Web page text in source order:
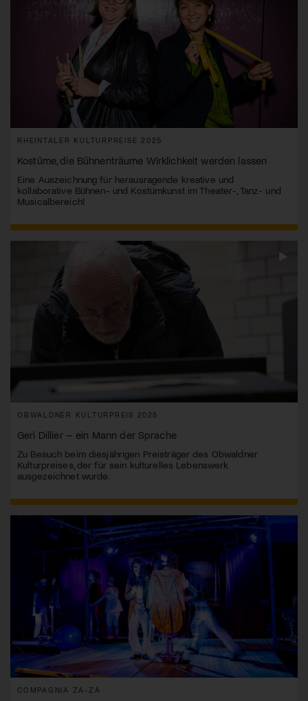
RHEINTALER KULTURPREISE 2025
Kostüme, die Bühnenträume Wirklichkeit werden lassen
Eine Auszeichnung für herausragende kreative und
kollaborative Bühnen- und Kostümkunst im Theater-, Tanz- und
Musicalbereich!
OBWALDNER KULTURPREIS 2025
Geri Dillier – ein Mann der Sprache
Zu Besuch beim diesjährigen Preisträger des Obwaldner
Kulturpreises, der für sein kulturelles Lebenswerk
ausgezeichnet wurde.
COMPAGNIA ZA-ZÀ